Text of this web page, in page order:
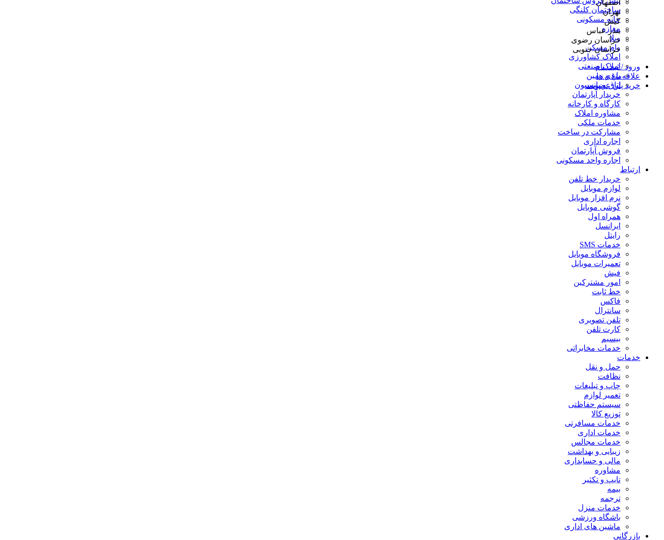
ساختمان کلنگی
خانه مسکونی
مغازه
ویلا
وام مسکن
املاک کشاورزی
املاک صنعتی
باغ و زمین
اتاق و پانسیون
خریدار آپارتمان
کارگاه و کارخانه
مشاوره املاک
خدمات ملکی
مشارکت در ساخت
اجاره اداری
فروش آپارتمان
اجاره واحد مسکونی
ارتباط
خریدار خط تلفن
لوازم موبایل
نرم افزار موبایل
گوشی موبایل
همراه اول
ایرانسل
رایتل
خدمات SMS
فروشگاه موبایل
تعمیرات موبایل
فیش
امور مشترکین
خط ثابت
فاکس
سانترال
تلفن تصویری
کارت تلفن
بیسیم
خدمات مخابراتی
خدمات
حمل و نقل
نظافت
چاپ و تبلیغات
تعمیر لوازم
سیستم حفاظتی
توزیع کالا
خدمات مسافرتی
خدمات اداری
خدمات مجالس
زیبایی و بهداشت
مالی و حسابداری
مشاوره
تایپ و تکثیر
بیمه
ترجمه
خدمات منزل
باشگاه ورزشی
ماشین های اداری
بازرگانی
اصفهان
تهران
کیش
بندر عباس
خراسان رضوی
خراسان جنوبی
ورود / ثبت نام
علاقه‌مندی ها
خرید پلن عضویت